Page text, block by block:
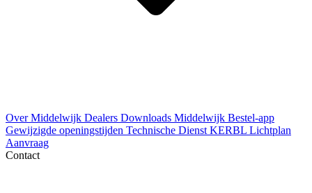
Over Middelwijk Dealers Downloads Middelwijk Bestel-app
Gewijzigde openingstijden Technische Dienst KERBL Lichtplan
Aanvraag
Contact